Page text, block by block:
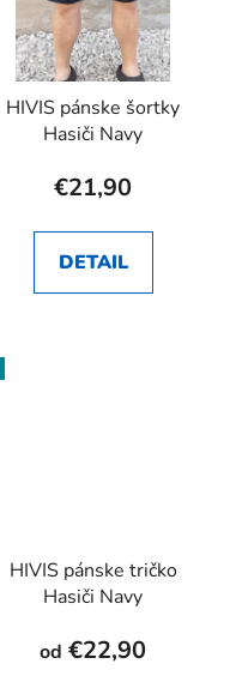
HIVIS pánske šortky
Hasiči Navy
€21,90
DETAIL
HIVIS pánske tričko
Hasiči Navy
od €22,90